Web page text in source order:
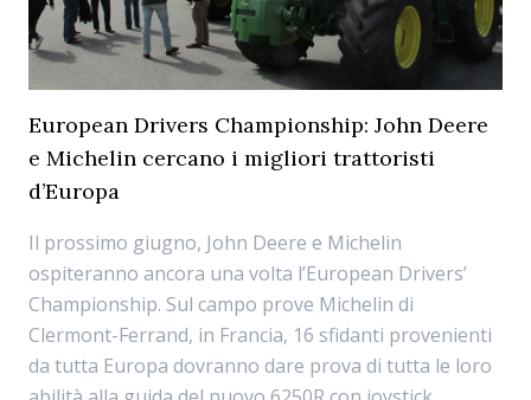
European Drivers Championship: John Deere
e Michelin cercano i migliori trattoristi
d’Europa
Il prossimo giugno, John Deere e Michelin
ospiteranno ancora una volta l’European Drivers’
Championship. Sul campo prove Michelin di
Clermont-Ferrand, in Francia, 16 sfidanti provenienti
da tutta Europa dovranno dare prova di tutta le loro